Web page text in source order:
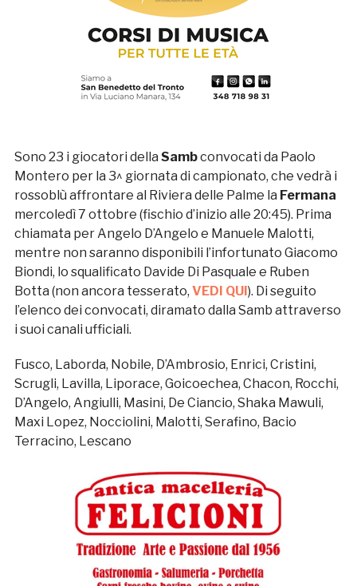
Sono 23 i giocatori della Sambconvocati da Paolo
Montero per la 3^ giornata di campionato, che vedrà i
rossoblù affrontare al Riviera delle Palme la Fermana
mercoledì 7 ottobre (fischio d’inizio alle 20:45). Prima
chiamata per Angelo D’Angelo e Manuele Malotti,
mentre non saranno disponibili l’infortunato Giacomo
Biondi, lo squalificato Davide Di Pasquale e Ruben
Botta (non ancora tesserato, VEDI QUI ). Di seguito
l’elenco dei convocati, diramato dalla Samb attraverso
i suoi canali ufficiali.
Fusco, Laborda, Nobile, D’Ambrosio, Enrici, Cristini,
Scrugli, Lavilla, Liporace, Goicoechea, Chacon, Rocchi,
D’Angelo, Angiulli, Masini, De Ciancio, Shaka Mawuli,
Maxi Lopez, Nocciolini, Malotti, Serafino, Bacio
Terracino, Lescano